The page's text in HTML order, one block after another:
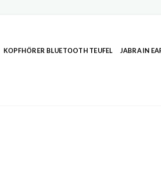
KOPFHÖRER BLUETOOTH TEUFEL JABRA IN